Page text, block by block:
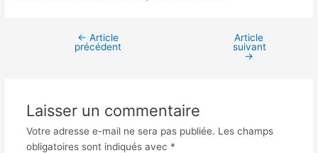
Navigation
← Article
précédent
Article
suivant
→
Laisser un commentaire
Votre adresse e-mail ne sera pas publiée. Les champs
obligatoires sont indiqués avec *